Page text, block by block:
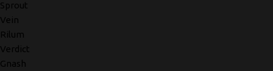
Sprout
Vein
Rilum
Verdict
Gnash